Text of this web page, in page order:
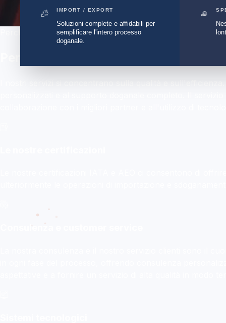
IMPORT / EXPORT
Soluzioni complete e affidabili per
semplificare l'intero processo
doganale.
Perché sceglierci
I nostri servizi si concentrano sulla qualità e
personalizzati e al supporto doganale completo. Il
Le nostre certificazioni IATA e AEO ci consentono di
ulteriormente le operazioni di importazione e
Consulenza e customer service